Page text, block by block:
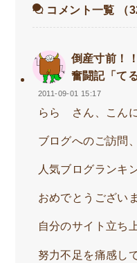
コメント一覧 （
倒産寸前！
奮闘記「てる
2011-09-01 15:17
らら さん、こんに
ブログへのご訪問
人気ブログランキ
おめでとうござい
自分のサイト立ち
努力不足を痛感し